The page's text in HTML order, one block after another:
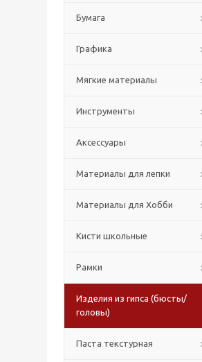
Бумага
Графика
Мягкие материалы
Инструменты
Аксессуары
Материалы для лепки
Материалы для Хобби
Кисти школьные
Рамки
Изделия из гипса (бюсты/
головы)
Паста текстурная